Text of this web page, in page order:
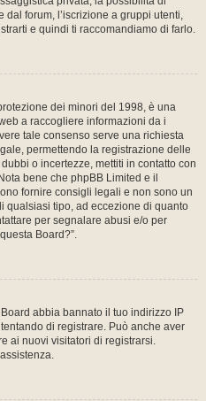
forum, l’iscrizione a gruppi utenti,
e quindi ti raccomandiamo di farlo.
dei minori del 1998, è una
a raccogliere informazioni da i
tale consenso serve una richiesta
permettendo la registrazione delle
o incertezze, mettiti in contatto con
bene che phpBB Limited e il
fornire consigli legali e non sono un
qualsiasi tipo, ad eccezione di quanto
per segnalare abusi e/o per
Board?”.
abbia bannato il tuo indirizzo IP
di registrare. Può anche aver
ai nuovi visitatori di registrarsi.